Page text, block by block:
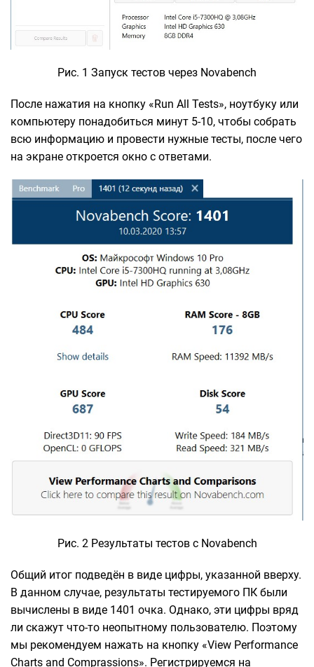
Рис. 1 Запуск тестов через Novabench
После нажатия на кнопку «Run All Tests», ноутбуку или
компьютеру понадобиться минут 5-10, чтобы собрать
всю информацию и провести нужные тесты, после чего
на экране откроется окно с ответами.
Рис. 2 Результаты тестов с Novabench
Общий итог подведён в виде цифры, указанной вверху.
В данном случае, результаты тестируемого ПК были
вычислены в виде 1401 очка. Однако, эти цифры вряд
ли скажут что-то неопытному пользователю. Поэтому
мы рекомендуем нажать на кнопку «View Performance
Charts and Comprassions». Регистрируемся на